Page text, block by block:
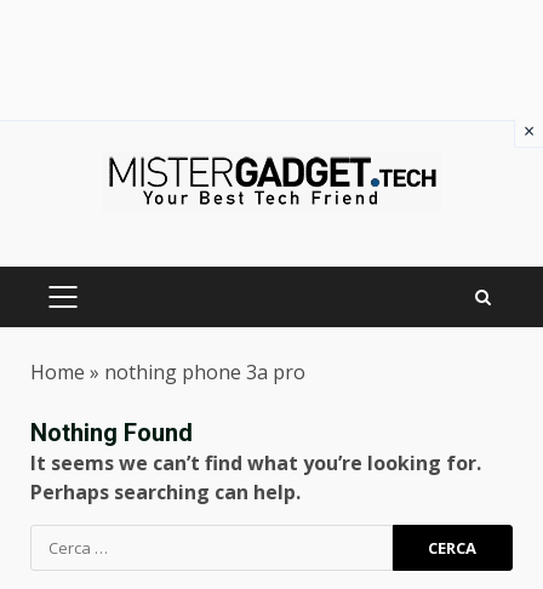
PRIMARY
Home » nothing phone 3a pro
Nothing Found
It seems we can’t find what you’re looking for.
Perhaps searching can help.
Ricerca
per:
×